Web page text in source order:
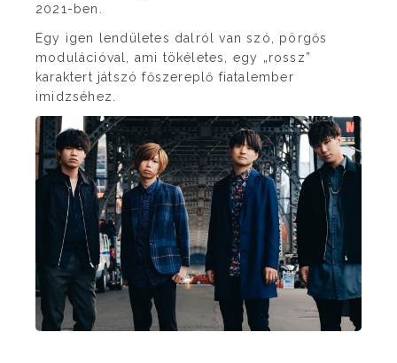
2021-ben.
Egy igen lendületes dalról van szó, pörgős
modulációval, ami tökéletes, egy „rossz”
karaktert játszó főszereplő fiatalember
imidzséhez.